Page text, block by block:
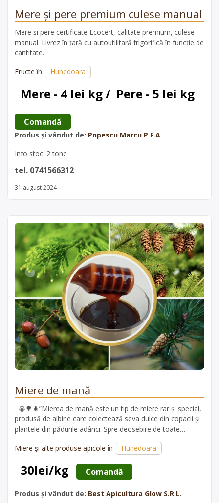
Mere și pere premium culese manual
Mere și pere certificate Ecocert, calitate premium, culese
manual. Livrez în țară cu autoutilitară frigorifică în funcție de
cantitate.
Fructe în Hunedoara
Mere - 4 lei kg /  Pere - 5 lei kg
Comandă
Produs și vândut de: Popescu Marcu P.F.A.
Info stoc: 2 tone
tel. 0741566312
31 august 2024
Miere de mană
🐝🌳🌲”Mierea de mană este un tip de miere rar și special,
produsă de albine care colectează seva dulce din copacii și
plantele din pădurile adânci. Spre deosebire de toate
albinele colectează nectarul din flori, albinele care produc
Miere și alte produse apicole în Hunedoara
30lei/kg Comandă
Produs și vândut de: Best Apicultura Glow S.R.L.